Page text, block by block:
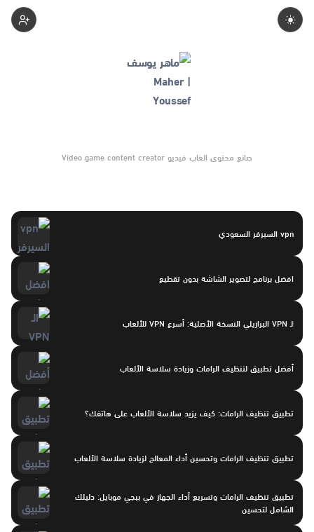
صانع محتوى العاب فيديو Video game content creator
vpn السيرفر السعودي
افضل برنامج لتصوير الشاشة بدون تقطيع
الـ VPN البرازيلي النسخة الأصلية: أسرع VPN للألعاب
أفضل تطبيق لتنظيف الرامات وزيادة سلاسة الألعاب
تطبيق تنظيف الرامات: كيف يزيد سلاسة الألعاب على هاتفك؟
تطبيق تنظيف الرامات وتحسين أداء المعالج لزيادة سلاسة الألعاب
تطبيق تنظيف الرامات وتسريع أداء الجهاز في ببجي موبايل: دليلك
الشامل لتحسين